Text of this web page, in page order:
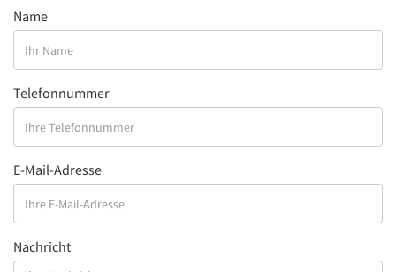
Name
Telefonnummer
E-Mail-Adresse
Nachricht